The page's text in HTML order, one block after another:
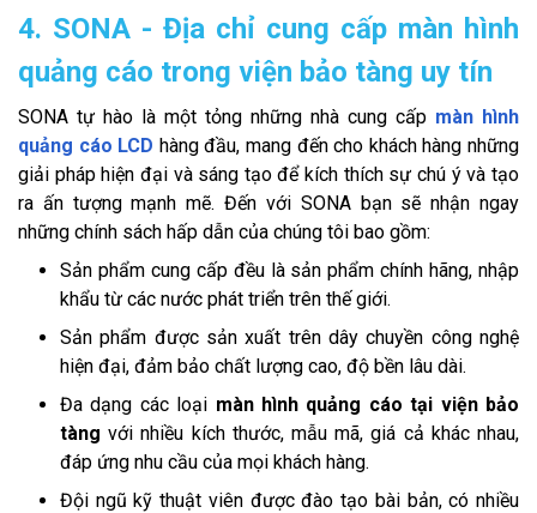
4. SONA - Địa chỉ cung cấp màn hình
quảng cáo trong viện bảo tàng uy tín
SONA tự hào là một tỏng những nhà cung cấp màn hình
quảng cáo LCD hàng đầu, mang đến cho khách hàng những
giải pháp hiện đại và sáng tạo để kích thích sự chú ý và tạo
ra ấn tượng mạnh mẽ. Đến với SONA bạn sẽ nhận ngay
những chính sách hấp dẫn của chúng tôi bao gồm:
Sản phẩm cung cấp đều là sản phẩm chính hãng, nhập
khẩu từ các nước phát triển trên thế giới.
Sản phẩm được sản xuất trên dây chuyền công nghệ
hiện đại, đảm bảo chất lượng cao, độ bền lâu dài.
Đa dạng các loại màn hình quảng cáo tại viện bảo
tàng với nhiều kích thước, mẫu mã, giá cả khác nhau,
đáp ứng nhu cầu của mọi khách hàng.
Đội ngũ kỹ thuật viên được đào tạo bài bản, có nhiều